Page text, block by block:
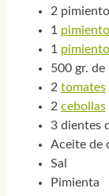
2
1
1
500 gr. de
2 tomates
2 cebollas
3 dientes
Aceite de
Sal
Pimienta